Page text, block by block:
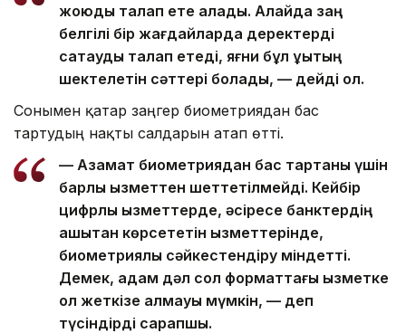
жоюды талап ете алады. Алайда заң
белгілі бір жағдайларда деректерді
сақтауды талап етеді, яғни бұл құқықтың
шектелетін сәттері болады, — дейді ол.
Сонымен қатар заңгер биометриядан бас
тартудың нақты салдарын атап өтті.
— Азамат биометриядан бас тартқаны үшін
барлық қызметтен шеттетілмейді. Кейбір
цифрлық қызметтерде, әсіресе банктердің
қашықтан көрсететін қызметтерінде,
биометриялық сәйкестендіру міндетті.
Демек, адам дәл сол форматтағы қызметке
қол жеткізе алмауы мүмкін, — деп
түсіндірді сарапшы.